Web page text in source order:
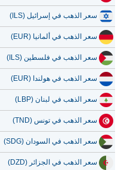
سعر الذهب في إسرائيل (ILS)
سعر الذهب في ألمانيا (EUR)
سعر الذهب في فلسطين (ILS)
سعر الذهب في هولندا (EUR)
سعر الذهب في لبنان (LBP)
سعر الذهب في تونس (TND)
سعر الذهب في السودان (SDG)
سعر الذهب في الجزائر (DZD)